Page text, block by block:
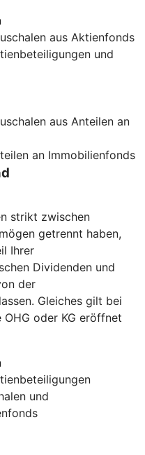
aus Aktienfonds
und
aus Anteilen an
an Immobilienfonds
strikt zwischen
getrennt haben,
Ihrer
Dividenden und
der
Gleiches gilt bei
oder KG eröffnet
und